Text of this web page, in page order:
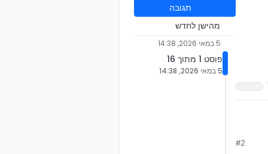
#2
תגובה
מהישן לחדש
5 במאי 2026, 14:38
פוסט 1 מתוך 16
5 במאי 2026, 14:38